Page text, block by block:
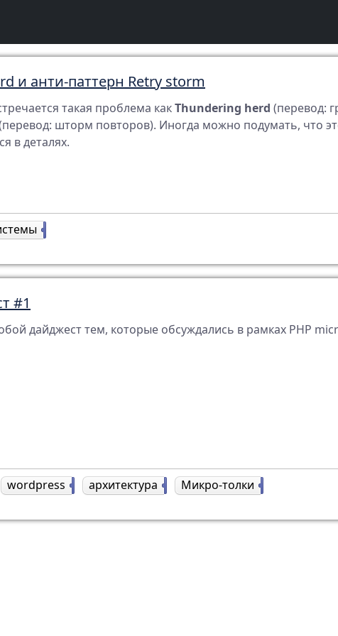
и анти-паттерн Retry storm
такая проблема какThundering herd (перевод:
шторм повторов). Иногда можно подумать, что
в деталях.
#1
дайджест тем, которые обсуждались в рамках PHP
wordpress архитектура Микро-толки